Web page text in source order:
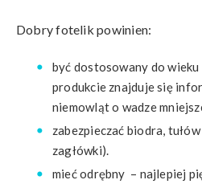
Dobry fotelik powinien:
być dostosowany do wieku
produkcie znajduje się
niemowląt o wadze
zabezpieczać biodra,
zagłówki).
mieć odrębny – najlepiej